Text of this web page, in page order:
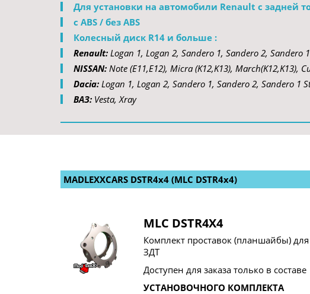
Для установки на автомобили Renault с задней
с ABS / без ABS
Колесный диск R14 и больше :
Renault: Logan 1, Logan 2, Sandero 1, Sandero 2, Sandero
NISSAN: Note (E11,E12), Micra (K12,K13), March(K12,K13),
Dacia: Logan 1, Logan 2, Sandero 1, Sandero 2, Sandero 1
ВАЗ: Vesta, Xray
MADLEXXCARS DSTR4x4 (MLC DSTR4x4)
MLC DSTR4X4
Комплект проставок (планшайбы) для
ЗДТ
Доступен для заказа только в составе
УСТАНОВОЧНОГО КОМПЛЕКТА